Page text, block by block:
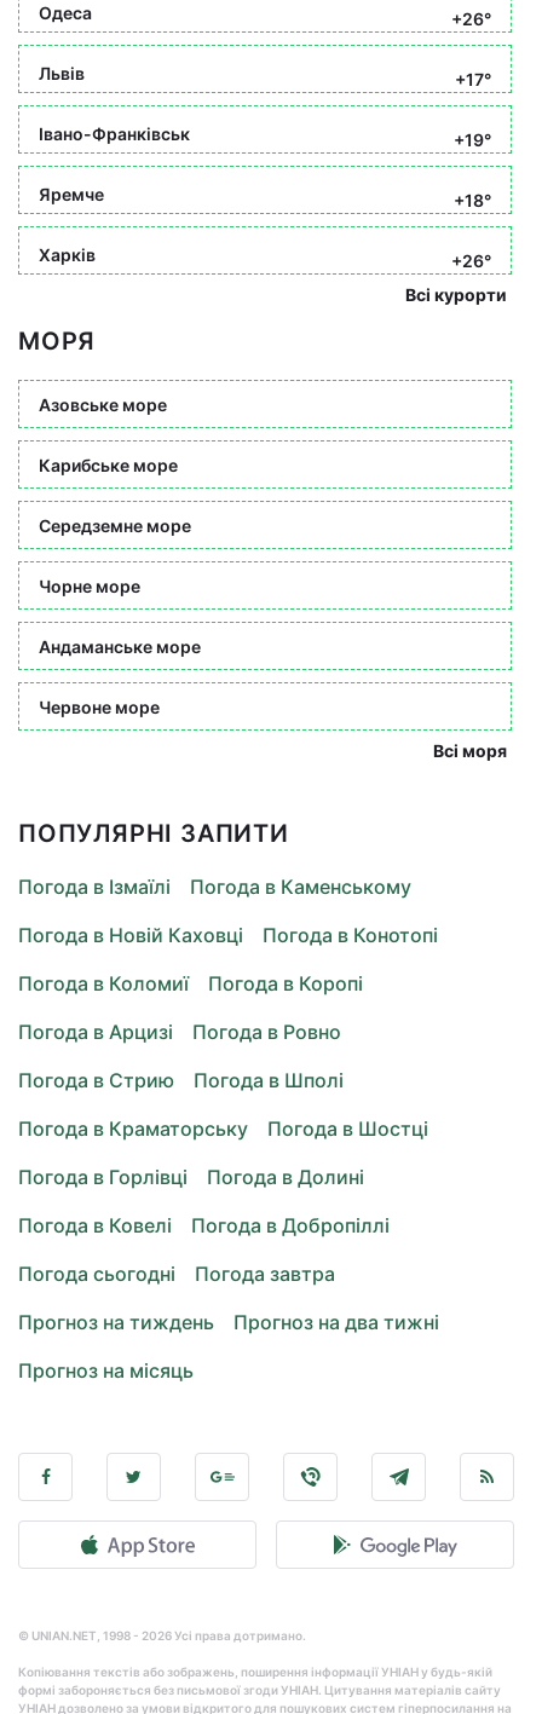
Одеса +26°
Львів +17°
Івано-Франківськ +19°
Яремче +18°
Харків
+26°
Всі курорти
МОРЯ
Азовське море
Карибське море
Середземне море
Чорне море
Андаманське море
Червоне море
Всі моря
ПОПУЛЯРНІ ЗАПИТИ
Погода в Ізмаїлі
Погода в Каменському
Погода в Новій Каховці
Погода в Конотопі
Погода в Коломиї
Погода в Коропі
Погода в Арцизі
Погода в Ровно
Погода в Стрию
Погода в Шполі
Погода в Краматорську
Погода в Шостці
Погода в Горлівці
Погода в Долині
Погода в Ковелі
Погода в Добропіллі
Погода сьогодні
Погода завтра
Прогноз на тиждень
Прогноз на два тижні
Прогноз на місяць
© UNIAN.NET, 1998 - 2026 Усі права дотримано.
Копіювання текстів або зображень, поширення інформації УНІАН у будь-якій
формі забороняється без письмової згоди УНІАН. Цитування матеріалів сайту
УНІАН дозволено за умови відкритого для пошукових систем гіперпосилання на